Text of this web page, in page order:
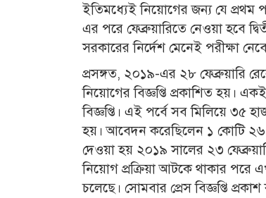
ইতিমধ্যেই নিয়োগের জন্য যে প্রথম
এর পরে ফেব্রুয়ারিতে নেওয়া হবে
সরকারের নির্দেশ মেনেই পরীক্ষা
প্রসঙ্গত, ২০১৯-এর ২৮ ফেব্রুয়ারি
নিয়োগের বিজ্ঞপ্তি প্রকাশিত হয়।
বিজ্ঞপ্তি। এই পর্বে সব মিলিয়ে ৩৫
হয়। আবেদন করেছিলেন ১ কোটি
দেওয়া হয় ২০১৯ সালের ২৩
নিয়োগ প্রক্রিয়া আটকে থাকার পরে
চলেছে। সোমবার প্রেস বিজ্ঞপ্তি